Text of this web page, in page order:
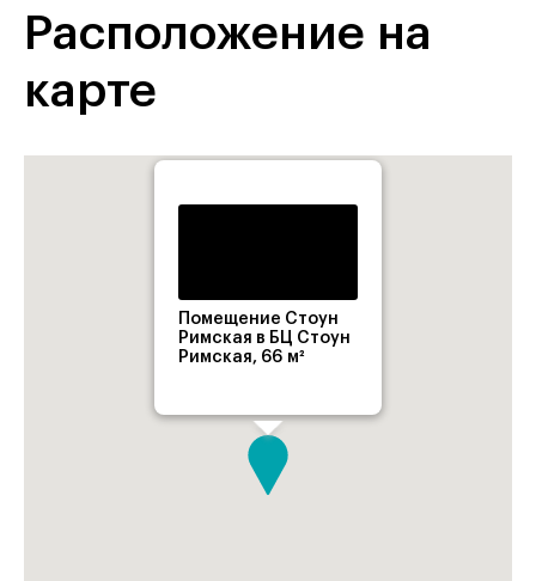
Расположение на
карте
Помещение Стоун
Римская в БЦ Стоун
Римская, 66 м²